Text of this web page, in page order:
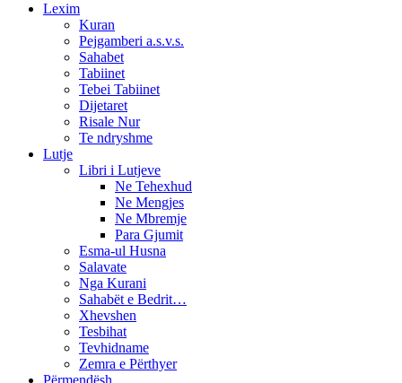
Lexim
Kuran
Pejgamberi a.s.v.s.
Sahabet
Tabiinet
Tebei Tabiinet
Dijetaret
Risale Nur
Te ndryshme
Lutje
Libri i Lutjeve
Ne Tehexhud
Ne Mengjes
Ne Mbremje
Para Gjumit
Esma-ul Husna
Salavate
Nga Kurani
Sahabët e Bedrit…
Xhevshen
Tesbihat
Tevhidname
Zemra e Përthyer
Përmendësh